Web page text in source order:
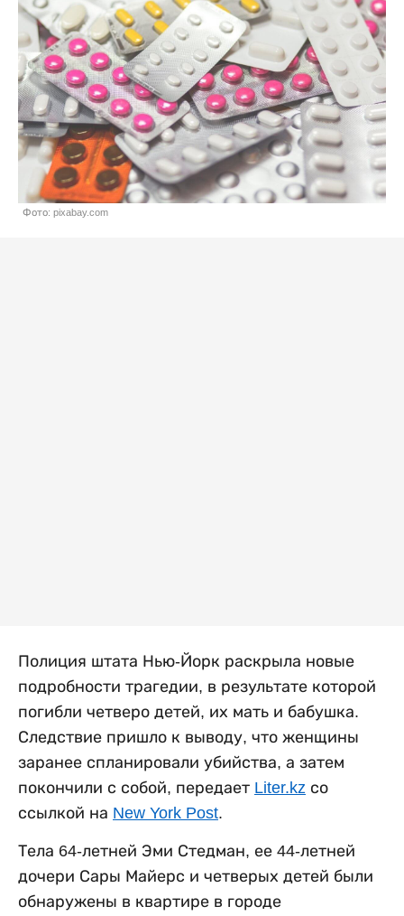
Фото: pixabay.com
Полиция штата Нью-Йорк раскрыла новые
подробности трагедии, в результате которой
погибли четверо детей, их мать и бабушка.
Следствие пришло к выводу, что женщины
заранее спланировали убийства, а затем
покончили с собой, передает Liter.kz со
ссылкой на New York Post.
Тела 64-летней Эми Стедман, ее 44-летней
дочери Сары Майерс и четверых детей были
обнаружены в квартире в городе